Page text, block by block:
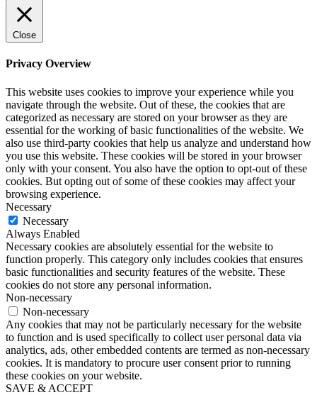
Close
Privacy Overview
This website uses cookies to improve your experience while you
navigate through the website. Out of these, the cookies that are
categorized as necessary are stored on your browser as they are
essential for the working of basic functionalities of the website. We
also use third-party cookies that help us analyze and understand how
you use this website. These cookies will be stored in your browser
only with your consent. You also have the option to opt-out of these
cookies. But opting out of some of these cookies may affect your
browsing experience.
Necessary
Necessary
Always Enabled
Necessary cookies are absolutely essential for the website to
function properly. This category only includes cookies that ensures
basic functionalities and security features of the website. These
cookies do not store any personal information.
Non-necessary
Non-necessary
Any cookies that may not be particularly necessary for the website
to function and is used specifically to collect user personal data via
analytics, ads, other embedded contents are termed as non-necessary
cookies. It is mandatory to procure user consent prior to running
these cookies on your website.
SAVE & ACCEPT